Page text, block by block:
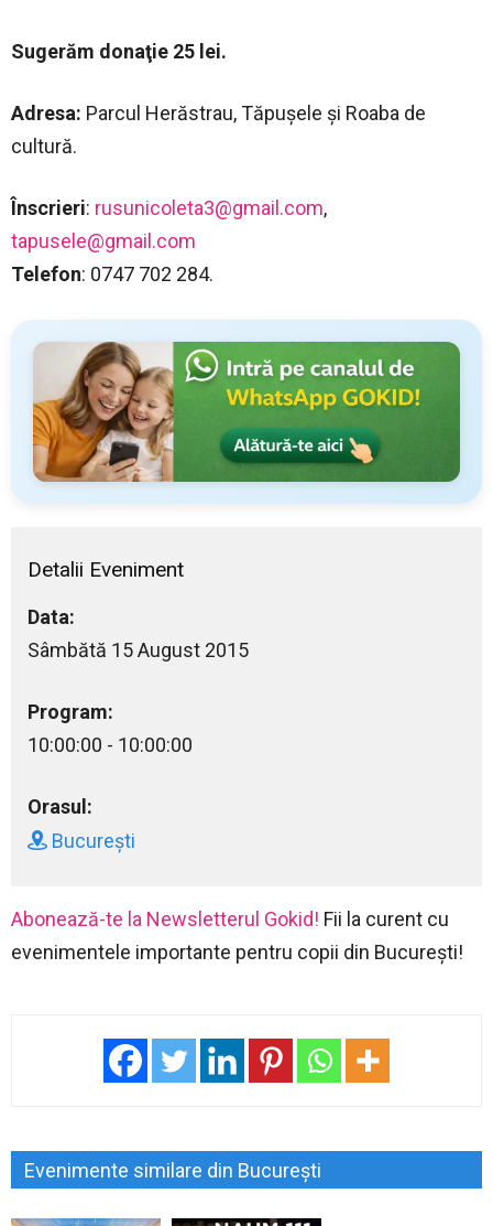
Sugerăm donaţie 25 lei.
Adresa: Parcul Herăstrau, Tăpuşele şi Roaba de
cultură.
Înscrieri: rusunicoleta3@gmail.com,
tapusele@gmail.com
Telefon: 0747 702 284.
Detalii Eveniment
Data:
Sâmbătă 15 August 2015
Program:
10:00:00 - 10:00:00
Orasul:
București
Abonează-te la Newsletterul Gokid! Fii la curent cu
evenimentele importante pentru copii din București!
Evenimente similare din București